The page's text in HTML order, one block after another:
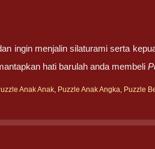
ingin menjalin silaturami serta
hati barulah anda membeli
Anak Anak, Puzzle Anak Angka, Puzzle